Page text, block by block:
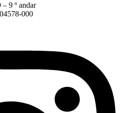
9 º andar
000